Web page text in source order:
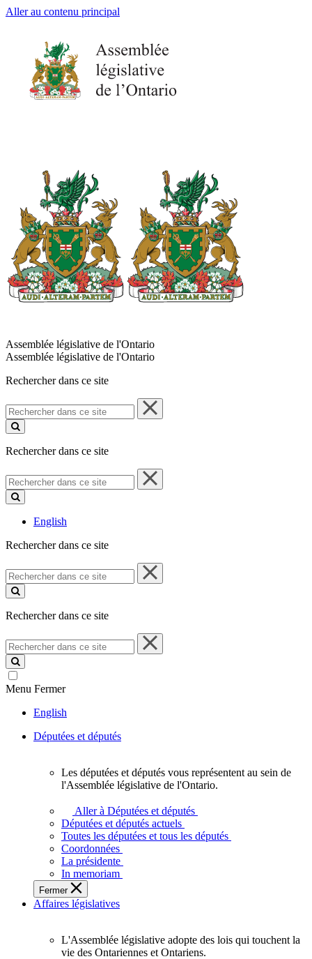
Aller au contenu principal
Assemblée législative de l'Ontario
Assemblée législative de l'Ontario
Rechercher dans ce site
Rechercher
dans
ce
Rechercher dans ce site
Rechercher
dans
ce
English
Rechercher dans ce site
Rechercher
dans
ce
Rechercher dans ce site
Rechercher
dans
ce
site
Menu Fermer
English
Députées et députés
députés
vous
représentent
sein
de
l'Assemblée
législative
l'Ontario.
Les députées et députés vous représentent au sein de
l'Assemblée législative de l'Ontario.
Aller à Députées et députés
Députées et députés actuels
Toutes les députées et tous les députés
Coordonnées
La présidente
In memoriam
Fermer
Affaires législatives
L'Assemblée
L'Assemblée législative adopte des lois qui touchent la
vie des Ontariennes et Ontariens.